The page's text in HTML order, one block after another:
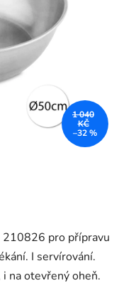
210826 pro přípravu
I servírování.
na otevřený oheň.
1 040
KČ
–32 %